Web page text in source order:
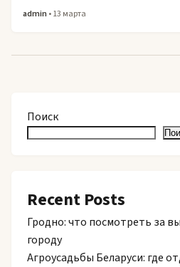
admin • 13 марта
Поиск
Recent Posts
Гродно: что посмотреть за
городу
Агроусадьбы Беларуси: где